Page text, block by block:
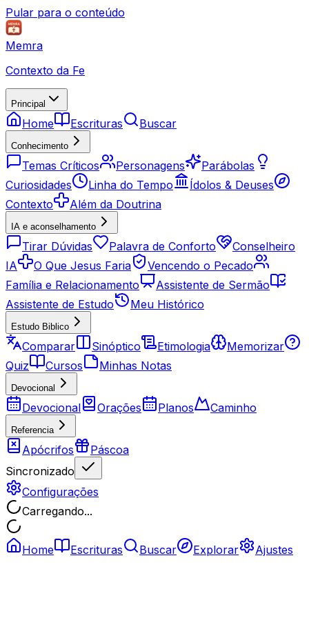
Pular para o conteúdo
Memra
Contexto da Fe
Principal
Home Escrituras Buscar
Conhecimento
Temas Críticos Personagens
Parábolas
Curiosidades
Linha do Tempo
Ídolos & Deuses
Contexto
Além da Doutrina
IA e aconselhamento
Tirar Dúvidas Palavra de Conforto
Conselheiro
IA
O Que Jesus Faria
Vencendo o Pecado
Família e Relacionamento
Assistente de Sermão
Assistente de Estudo
Meu Histórico
Estudo Biblico
Comparar Sinóptico Etimologia
Memorizar
Quiz
Cursos Minhas Notas
Devocional
Devocional Orações Planos Caminho
Referencia
Apócrifos
Páscoa
Sincronizado
Configurações
Carregando...
Home Escrituras Buscar Explorar Ajustes